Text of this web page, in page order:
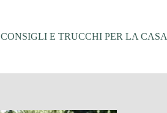
CONSIGLI E TRUCCHI PER LA CASA